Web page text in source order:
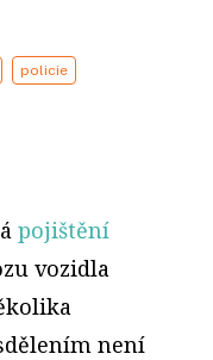
policie
pojištění
vozidla
není